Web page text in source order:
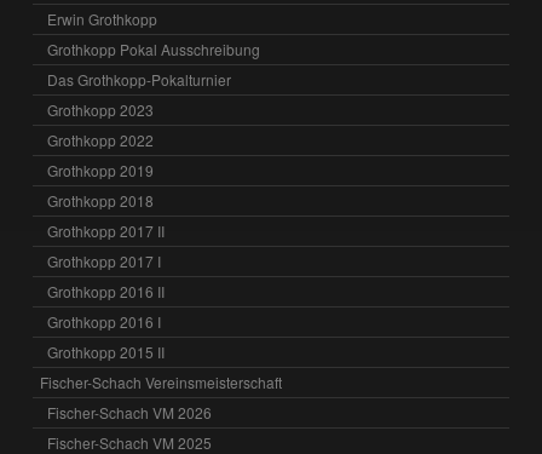
Erwin Grothkopp
Grothkopp Pokal Ausschreibung
Das Grothkopp-Pokalturnier
Grothkopp 2023
Grothkopp 2022
Grothkopp 2019
Grothkopp 2018
Grothkopp 2017 II
Grothkopp 2017 I
Grothkopp 2016 II
Grothkopp 2016 I
Grothkopp 2015 II
Fischer-Schach Vereinsmeisterschaft
Fischer-Schach VM 2026
Fischer-Schach VM 2025